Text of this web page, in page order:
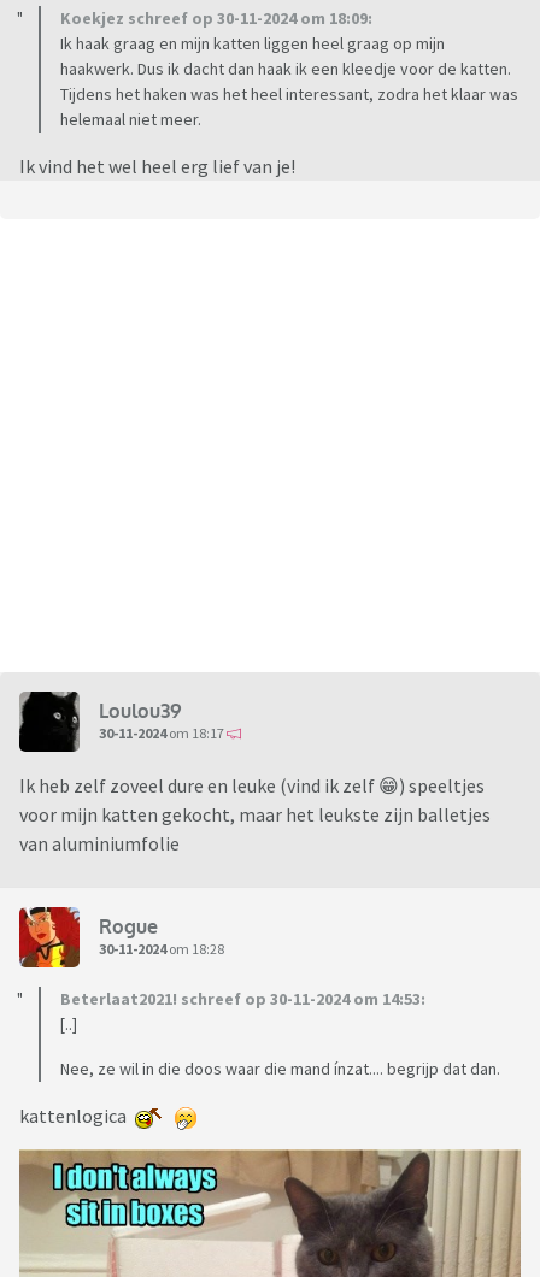
Koekjez schreef op 30-11-2024 om 18:09:
Ik haak graag en mijn katten liggen heel graag op mijn
haakwerk. Dus ik dacht dan haak ik een kleedje voor de katten.
Tijdens het haken was het heel interessant, zodra het klaar was
helemaal niet meer.
Ik vind het wel heel erg lief van je!
Loulou39
30-11-2024om 18:17
Ik heb zelf zoveel dure en leuke (vind ik zelf 😁) speeltjes
voor mijn katten gekocht, maar het leukste zijn balletjes
van aluminiumfolie
Rogue
30-11-2024om 18:28
Beterlaat2021! schreef op 30-11-2024 om 14:53:
[..]
Nee, ze wil in die doos waar die mand ínzat.... begrijp dat dan.
kattenlogica